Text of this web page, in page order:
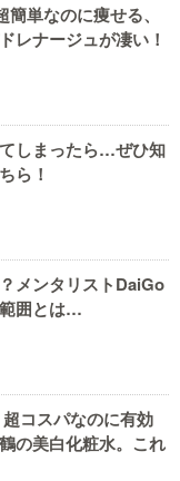
単なのに痩せる、
レナージュが凄い！
しまったら…ぜひ知
ら！
メンタリストDaiGo
囲とは…
コスパなのに有効
の美白化粧水。これ